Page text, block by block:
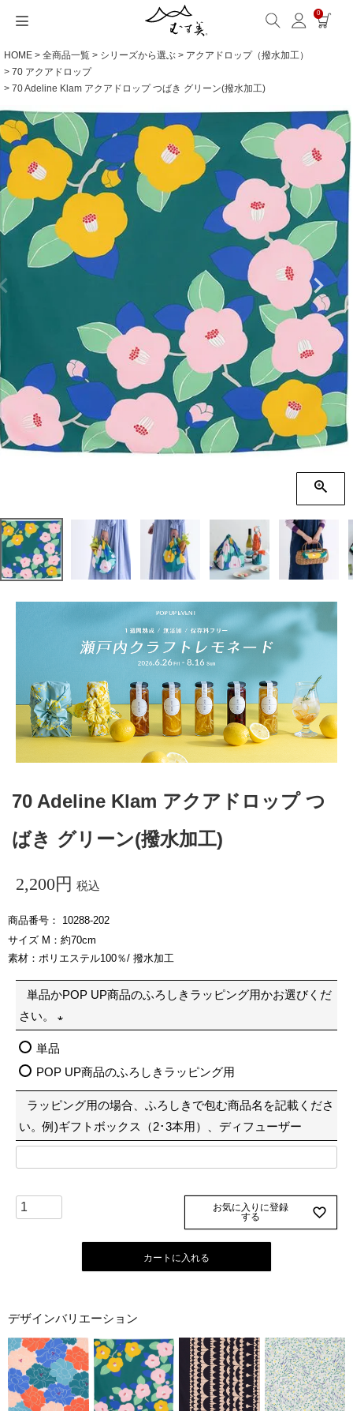
0
HOME 全商品一覧 シリーズから選ぶ
アクアドロップ（撥水加工）
70 アクアドロップ
70 Adeline Klam アクアドロップ つばき グリーン(撥水加工)
70 Adeline Klam アクアドロップ つ
ばき グリーン(撥水加工)
2,200 税込
商品番号
10288-202
サイズ M：約70cm
素材：ポリエステル100％/ 撥水加工
単品かPOP UP商品のふろしきラッピング用かお選びくだ
さい。
必
)
単品
POP UP商品のふろしきラッピング用
ラッピング用の場合、ふろしきで包む商品名を記載くださ
い。例)ギフトボックス（2･3本用）、ディフューザー
お気に入りに登録
する
カートに入れる
デザインバリエーション
サイズから選ぶ
Sサイズ(約45～50cm)
Mサイズ(約68～70cm)
Lサイズ(約90～120cm)
XLサイズ(約130cm～)
ギフトシーンから選ぶ
内祝い
婚礼・引出物
卒入学・就職祝い
弔事・法事
海外へのお土産
季節の贈り物
プチギフト
男性向けギフト
ギフトラッピング
シーンから選ぶ
毎日使うもの
お買い物
旅行
インテリア
とっておきの日
素材から選ぶ
綿(コットン)
ポリエステル
リネン
ウール
正絹(絹100％)
シリーズ名から選ぶ
アクアドロップ(撥水)
ミナ ペルホネン
ひめむすび(Adeline Klam)
kata kata
竹久夢二
伊砂文様
ハレ包み
リバーシブル
着物用
ふくさ（念珠）・はんかち・書籍
はんかち・手ぬぐい
ふろしき書籍
名入れ・ラッピング
無料ラッピング
紙箱・木箱
発送・お問い合わせ
海外発送の方（English）
よくあるご質問
お問い合わせ
包み方・お手入れ
包み方・使い方
ワークショップ案内
ブログ・特集
特集
キャンペーン情報
読みもの(ブログ)
一升餅におすすめ
ストール巻き方
洋服カバー
ふろしきパッチン活用
特集
ECOバッグ 100cm
ECOバッグ 70cm
OUTDOOR
むす美とは
お取引をご希望の方